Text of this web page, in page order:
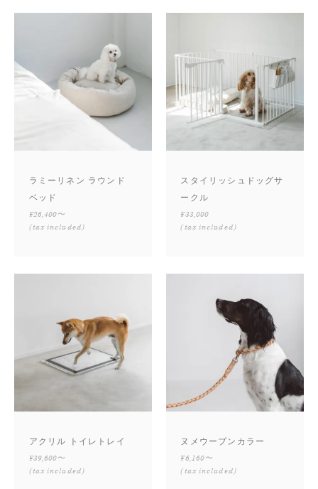
ラミーリネン ラウンド
ベッド
¥26,400〜
(tax included)
スタイリッシュドッグサ
ークル
¥33,000
(tax included)
アクリル トイレトレイ
¥39,600〜
(tax included)
ヌメウーブンカラー
¥6,160〜
(tax included)